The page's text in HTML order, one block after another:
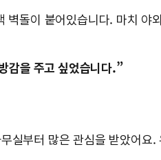
돌이 붙어있습니다. 마치 야
감을 주고 싶었습니다.”
실부터 많은 관심을 받았어요